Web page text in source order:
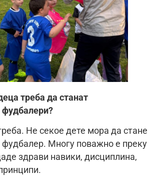
треба да станат
Не секое дете мора да стане
Многу поважно е преку
здрави навики, дисциплина,